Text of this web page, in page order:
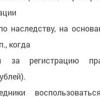
наследству, на
когда
за регистрацию